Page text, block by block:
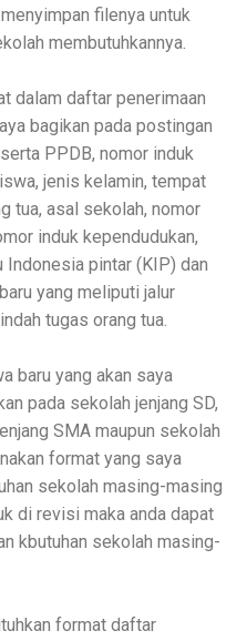
filenya untuk
membutuhkannya.
dalam daftar penerimaan
bagikan pada postingan
PPDB, nomor induk
jenis kelamin, tempat
tua, asal sekolah, nomor
induk kependudukan,
Indonesia pintar (KIP) dan
yang meliputi jalur
tugas orang tua.
baru yang akan saya
pada sekolah jenjang SD,
SMA maupun sekolah
format yang saya
sekolah masing-masing
di revisi maka anda dapat
kbutuhan sekolah masing-
format daftar